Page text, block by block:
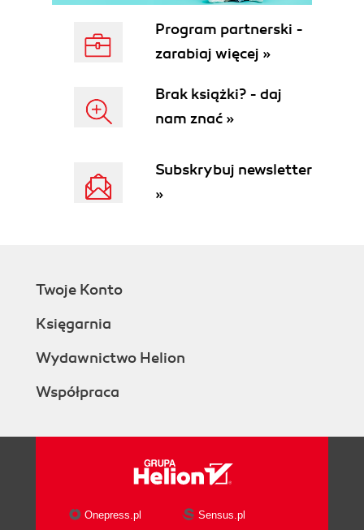
Program partnerski -
zarabiaj więcej »
Brak książki? - daj
nam znać »
Subskrybuj newsletter
»
Twoje Konto
Księgarnia
Wydawnictwo Helion
Współpraca
Onepress.pl Sensus.pl